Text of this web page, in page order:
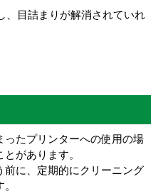
、目詰まりが解消されていれ
ったプリンターへの使用の場
があります。
前に、定期的にクリーニング